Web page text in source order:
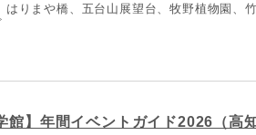
はりまや橋、五台山展望台、牧野植物園、
館】年間イベントガイド2026（高